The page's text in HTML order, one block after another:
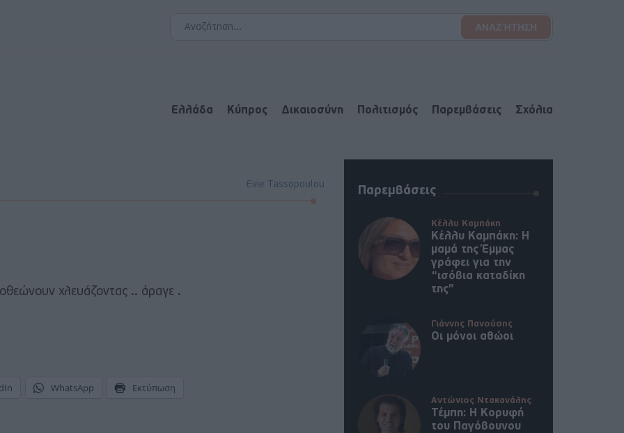
Ελλάδα Κύπρος Δικαιοσύνη Πολιτισμός Παρεμβάσεις Σχόλια
Evie Tassopoulou
χλευάζοντας .. άραγε .
WhatsApp Εκτύπωση
Παρεμβάσεις
Κέλλυ Καμπάκη
Κέλλυ Καμπάκη: Η
μαμά της Έμμας
γράφει για την
“ισόβια καταδίκη
της”
Γιάννης Πανούσης
Οι μόνοι αθώοι
Αντώνιος Ντακανάλης
Τέμπη: Η Κορυφή
του Παγόβουνου